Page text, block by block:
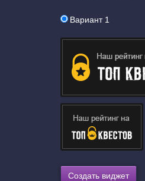
Вариант 1
Создать виджет